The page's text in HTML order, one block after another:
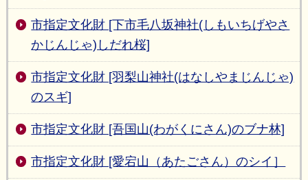
市指定文化財 [下市毛八坂神社(しもいちげやさ
かじんじゃ)しだれ桜]
市指定文化財 [羽梨山神社(はなしやまじんじゃ)
のスギ]
市指定文化財 [吾国山(わがくにさん)のブナ林]
市指定文化財 [愛宕山（あたごさん）のシイ］